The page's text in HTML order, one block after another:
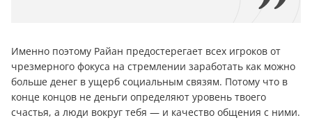
Именно поэтому Райан предостерегает всех игроков от
чрезмерного фокуса на стремлении заработать как можно
больше денег в ущерб социальным связям. Потому что в
конце концов не деньги определяют уровень твоего
счастья, а люди вокруг тебя — и качество общения с ними.